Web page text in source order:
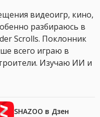
видеоигр, кино,
разбираюсь в
Scrolls. Поклонник
всего играю в
Изучаю ИИ и
SHAZOO в Дзен